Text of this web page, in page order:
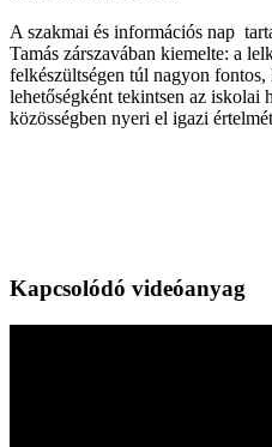
A szakmai és információs nap
Tamás zárszavában kiemelte: a
felkészültségen túl nagyon
lehetőségként tekintsen az iskolai
közösségben nyeri el igazi
Kapcsolódó videóanyag